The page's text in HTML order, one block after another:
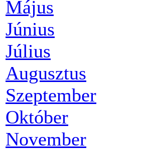
Május
Június
Július
Augusztus
Szeptember
Október
November